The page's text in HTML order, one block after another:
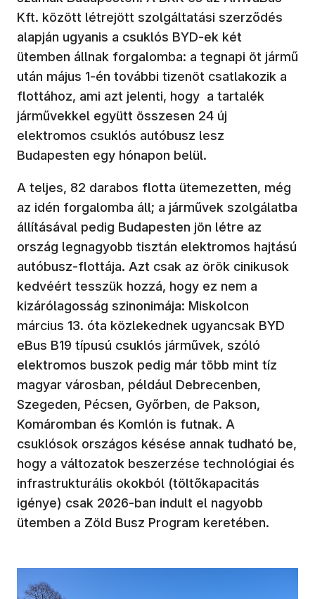
Kft. között létrejött szolgáltatási szerződés
alapján ugyanis a csuklós BYD-ek két
ütemben állnak forgalomba: a tegnapi öt jármű
után május 1-én további tizenöt csatlakozik a
flottához, ami azt jelenti, hogy a tartalék
járművekkel együtt összesen 24 új
elektromos csuklós autóbusz lesz
Budapesten egy hónapon belül.
A teljes, 82 darabos flotta ütemezetten, még
az idén forgalomba áll; a járművek szolgálatba
állításával pedig Budapesten jön létre az
ország legnagyobb tisztán elektromos hajtású
autóbusz-flottája. Azt csak az örök cinikusok
kedvéért tesszük hozzá, hogy ez nem a
kizárólagosság szinonimája: Miskolcon
március 13. óta közlekednek ugyancsak BYD
eBus B19 típusú csuklós járművek, szóló
elektromos buszok pedig már több mint tíz
magyar városban, például Debrecenben,
Szegeden, Pécsen, Győrben, de Pakson,
Komáromban és Komlón is futnak. A
csuklósok országos késése annak tudható be,
hogy a változatok beszerzése technológiai és
infrastrukturális okokból (töltőkapacitás
igénye) csak 2026-ban indult el nagyobb
ütemben a Zöld Busz Program keretében.